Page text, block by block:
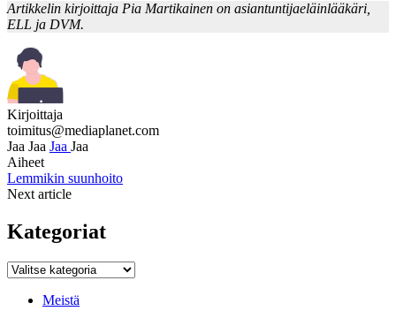
Artikkelin kirjoittaja Pia Martikainen on asiantuntijaeläinlääkäri,
ELL ja DVM.
Kirjoittaja
toimitus@mediaplanet.com
Jaa Jaa Jaa Jaa
Aiheet
Lemmikin suunhoito
Next article
Kategoriat
Kategoriat
Meistä